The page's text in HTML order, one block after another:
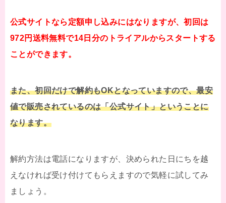
公式サイトなら定額申し込みにはなりますが、初回は
972円送料無料で14日分のトライアルからスタートする
ことができます。
また、初回だけで解約もOKとなっていますので、最安
値で販売されているのは「公式サイト」ということに
なります。
解約方法は電話になりますが、決められた日にちを越
えなければ受け付けてもらえますので気軽に試してみ
ましょう。